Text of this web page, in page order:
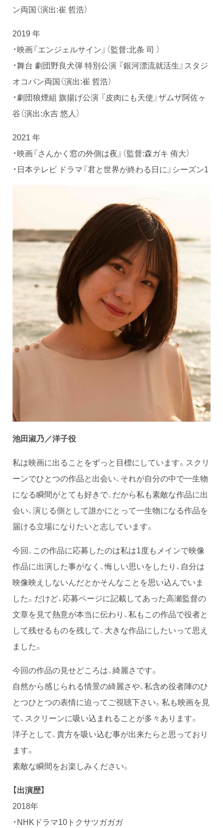
ン両国（演出:崔 哲浩）
2019 年
・映画『エンジェルサイン』（監督:北条 司 ）
・舞台 劇団野良犬弾 特別公演 『銀河漂流就活生』スタジ
オコパン両国（演出:崔 哲浩）
・劇団狼煙組 旗揚げ公演 『皮肉にも天使』ザムザ阿佐ヶ
谷（演出:永吉 悠人）
2021 年
・映画『さんかく窓の外側は夜』（監督:森ガキ 侑大）
・日本テレビ ドラマ『君と世界が終わる日に』シーズン1
池田淑乃／洋子役
私は映画に出ることをずっと目標にしています。スクリ
ーンでひとつの作品と出会い、それが自分の中で一生物
になる瞬間がとても好きで、だから私も素敵な作品に出
会い、演じる側として誰かにとって一生物になる作品を
届ける立場になりたいと志しています。
今回、この作品に応募したのは私は1度もメインで映像
作品に出演した事がなく、悔しい思いをしたり、自分は
映像映えしないんだとかそんなことを思い込んでいま
した。だけど、応募ページに記載してあった高瀬監督の
文章を見て熱意が本当に伝わり、私もこの作品で役者と
して残せるものを残して、大きな作品にしたいって思え
ました。
今回の作品の見せどころは、綺麗さです。
自然から感じられる情景の綺麗さや、私含め役者陣のひ
とつひとつの表情に迫ってご視聴下さい。私も映画を見
て、スクリーンに吸い込まれることが多々あります。
洋子として、貴方を吸い込む事が出来たらと思っており
ます。
素敵な瞬間をお楽しみください。
【出演歴】
2018年
・NHKドラマ10トクサツガガガ